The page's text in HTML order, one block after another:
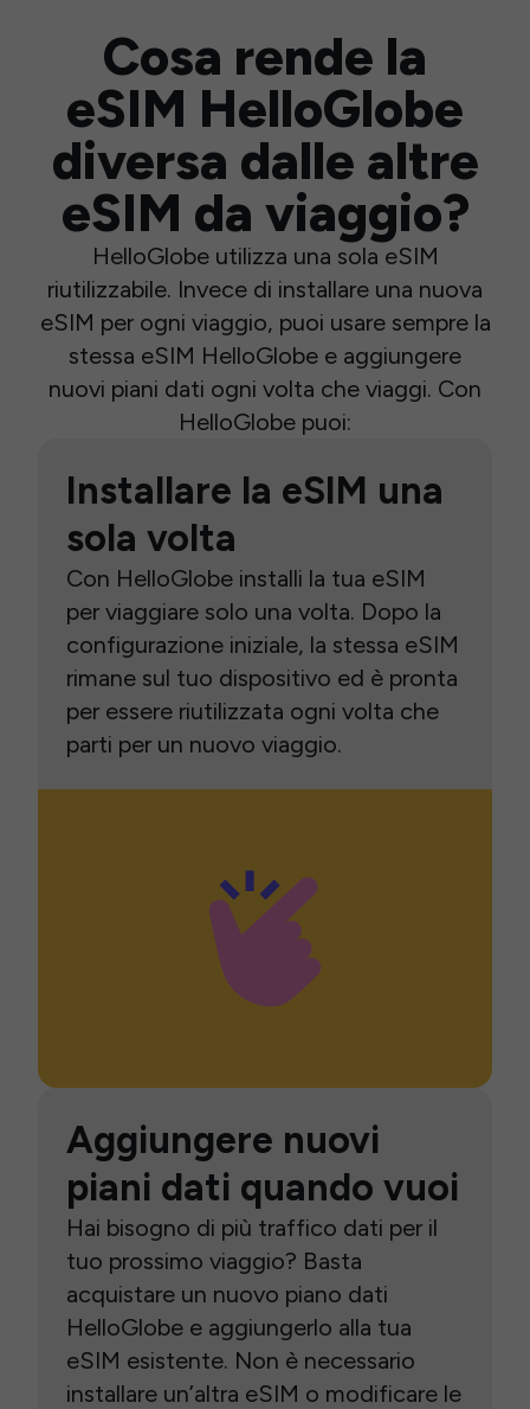
Cosa rende la
eSIM HelloGlobe
diversa dalle altre
eSIM da viaggio?
HelloGlobe utilizza una sola eSIM
riutilizzabile. Invece di installare una nuova
eSIM per ogni viaggio, puoi usare sempre la
stessa eSIM HelloGlobe e aggiungere
nuovi piani dati ogni volta che viaggi. Con
HelloGlobe puoi:
Installare la eSIM una
sola volta
Con HelloGlobe installi la tua eSIM
per viaggiare solo una volta. Dopo la
configurazione iniziale, la stessa eSIM
rimane sul tuo dispositivo ed è pronta
per essere riutilizzata ogni volta che
parti per un nuovo viaggio.
Aggiungere nuovi
piani dati quando vuoi
Hai bisogno di più traffico dati per il
tuo prossimo viaggio? Basta
acquistare un nuovo piano dati
HelloGlobe e aggiungerlo alla tua
eSIM esistente. Non è necessario
installare un’altra eSIM o modificare le